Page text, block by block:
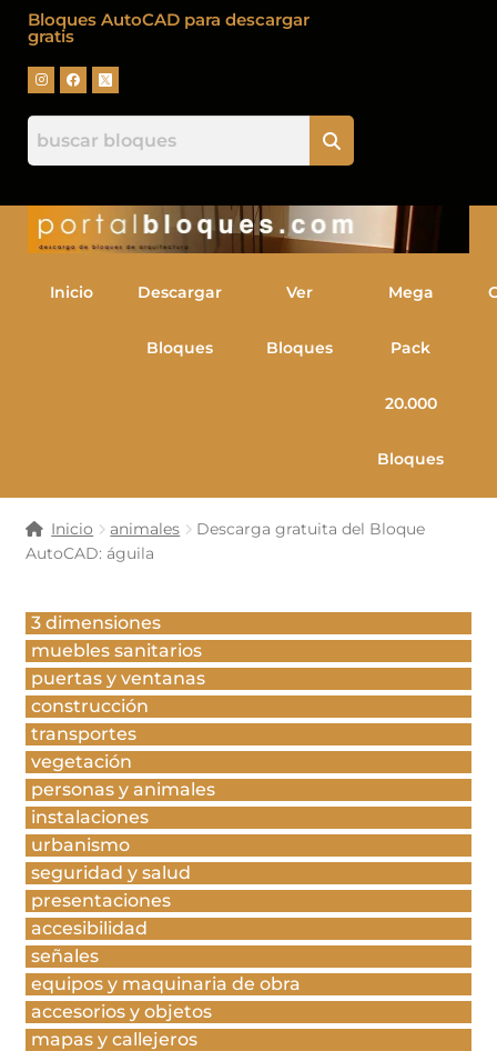
Bloques AutoCAD para descargar
gratis
Inicio Descargar
Bloques
Ver
Bloques
Mega
Pack
20.000
Bloques
Inicio animales
Descarga gratuita del Bloque
AutoCAD: águila
3 dimensiones
muebles sanitarios
puertas y ventanas
construcción
transportes
vegetación
personas y animales
instalaciones
urbanismo
seguridad y salud
presentaciones
accesibilidad
señales
equipos y maquinaria de obra
accesorios y objetos
mapas y callejeros